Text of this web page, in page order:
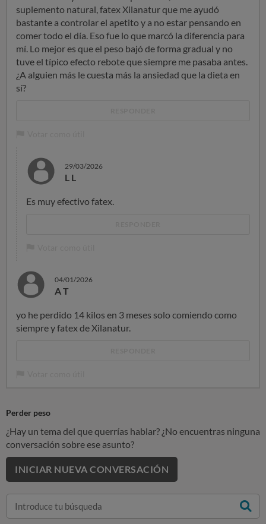
suplemento natural, fatex Xilanatur que me ayudó
bastante a controlar el apetito y a no estar pensando en
comer todo el día. Eso fue lo que marcó la diferencia para
mí. Lo mejor es que el peso bajó de forma gradual y no
tuve el típico efecto rebote que siempre me pasaba antes.
¿A alguien más le cuesta más la ansiedad que la dieta en
sí?
29/03/2026
L L
Es muy efectivo fatex.
04/01/2026
A T
yo he perdido 14 kilos en 3 meses solo comiendo como
siempre y fatex de Xilanatur.
Perder peso
¿Hay un tema del que querrías hablar? ¿No encuentras ninguna
conversación sobre ese asunto?
INICIAR NUEVA CONVERSACIÓN